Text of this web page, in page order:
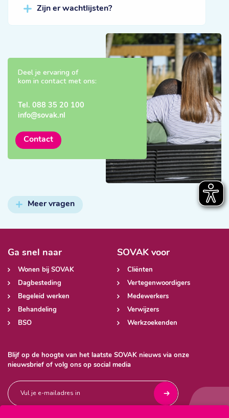
Zijn er wachtlijsten?
Deel je ervaring of
kom in contact met ons:
Tel. 088 35 20 100
info@sovak.nl
Contact
Meer vragen
Blijf op de hoogte van het laatste SOVAK nieuws via onze
nieuwsbrief of volg ons op social media
Ga snel naar
Wonen bij SOVAK
Dagbesteding
Begeleid werken
Behandeling
BSO
SOVAK voor
Cliënten
Vertegenwoordigers
Medewerkers
Verwijzers
Werkzoekenden